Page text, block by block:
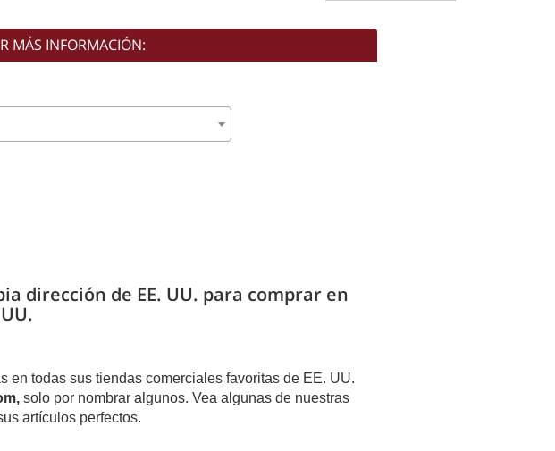
MÁS INFORMACIÓN:
dirección de EE. UU. para comprar en
en todas sus tiendas comerciales favoritas de EE. UU.
solo por nombrar algunos. Vea algunas de nuestras
artículos perfectos.